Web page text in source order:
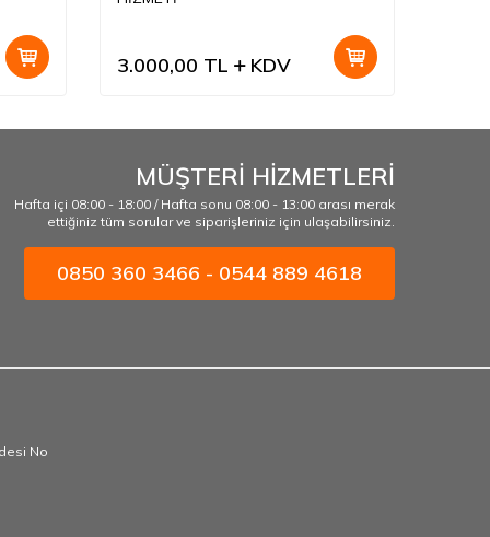
3.000,00 TL KDV
MÜŞTERİ HİZMETLERİ
Hafta içi 08:00 - 18:00 / Hafta sonu 08:00 - 13:00 arası merak
ettiğiniz tüm sorular ve siparişleriniz için ulaşabilirsiniz.
0850 360 3466 - 0544 889 4618
No